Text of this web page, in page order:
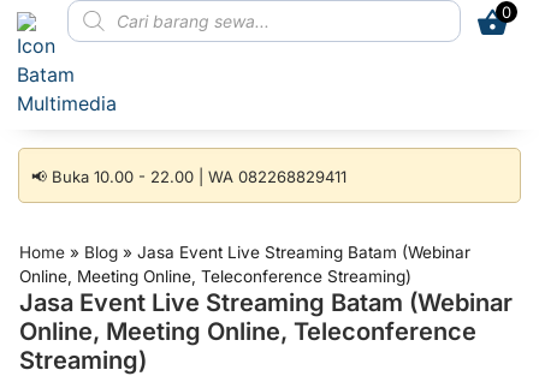
0
📢 Buka 10.00 - 22.00 | WA 082268829411
Home » Blog » Jasa Event Live Streaming Batam (Webinar
Online, Meeting Online, Teleconference Streaming)
Jasa Event Live Streaming Batam (Webinar
Online, Meeting Online, Teleconference
Streaming)